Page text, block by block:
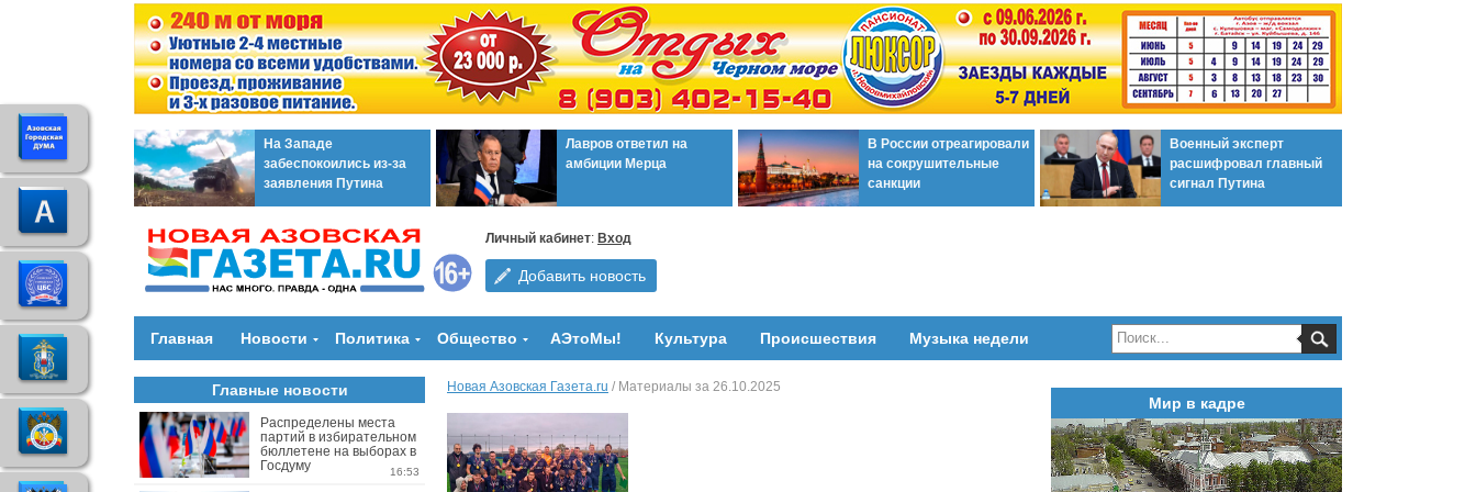
На Западе
забеспокоились из-за
заявления Путина
Лавров ответил на
амбиции Мерца
В России отреагировали
на сокрушительные
санкции
Военный эксперт
расшифровал главный
сигнал Путина
Личный кабинет: Вход
Добавить новость
Главная Новости Политика Общество АЭтоМы! Культура Происшествия Музыка недели
Новая Азовская Газета.ru / Материалы за 26.10.2025
Главные новости
Распределены места
партий в избирательном
бюллетене на выборах в
Госдуму
16:53
Мир в кадре